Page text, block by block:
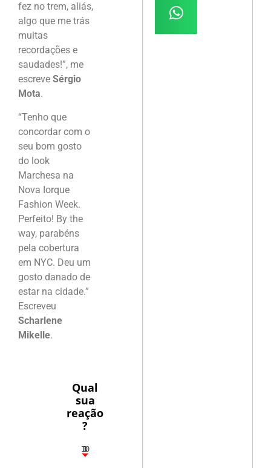
fez no trem, aliás,
algo que me trás
muitas
recordações e
saudades!”, me
escreve Sérgio
Mota.
“Tenho que
concordar com o
seu bom gosto
do look
Marchesa na
Nova Iorque
Fashion Week.
Perfeito! By the
way, parabéns
pela cobertura
em NYC. Deu um
gosto danado de
estar na cidade.”
Escreveu
Scharlene
Mikelle.
Qual
sua
reação
?
3
1
1
3
10